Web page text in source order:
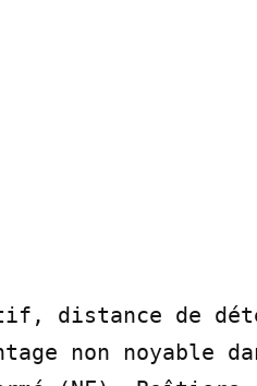
distance de
non